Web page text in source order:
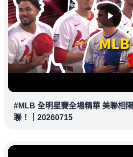
#MLB 全明星賽全場精華 美聯相
聯！｜20260715